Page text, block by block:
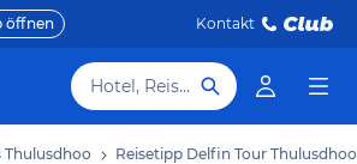
öffnen Kontakt
Hotel, Reiseziel
Thulusdhoo Reisetipp Delfin Tour Thulusdhoo